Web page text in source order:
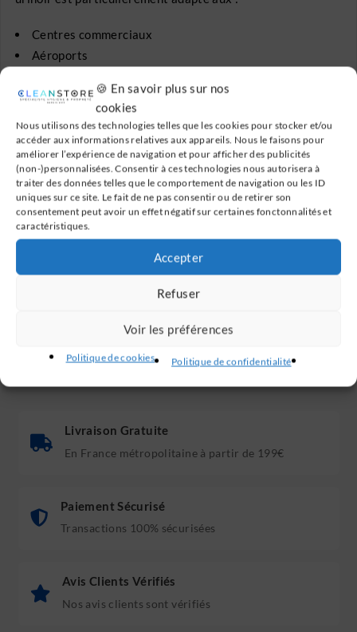
🍪 En savoir plus sur nos
cookies
Nous utilisons des technologies telles que les cookies pour stocker et/ou
accéder aux informations relatives aux appareils. Nous le faisons pour
améliorer l’expérience de navigation et pour afficher des publicités
(non-)personnalisées. Consentir à ces technologies nous autorisera à
traiter des données telles que le comportement de navigation ou les ID
uniques sur ce site. Le fait de ne pas consentir ou de retirer son
consentement peut avoir un effet négatif sur certaines fonctonnalités et
caractéristiques.
Accepter
Refuser
Voir les préférences
Politique de cookies Politique de confidentialité
Centres commerciaux
Aéroports
Bureaux et immeubles professionnels
Référence :RSU3032SS
EAN :5606779211446
Dimensions :710 x 285 x 305 mm
Poids :18,5 kg
(fixations incluses)
Arrivée d’eau :Par l’arrière
Livraison Gratuite
En France métropolitaine à partir de 199€
Paiement Sécurisé
Transactions 100% sécurisées
Avis Clients Vérifiés
Nos avis clients sont vérifiés